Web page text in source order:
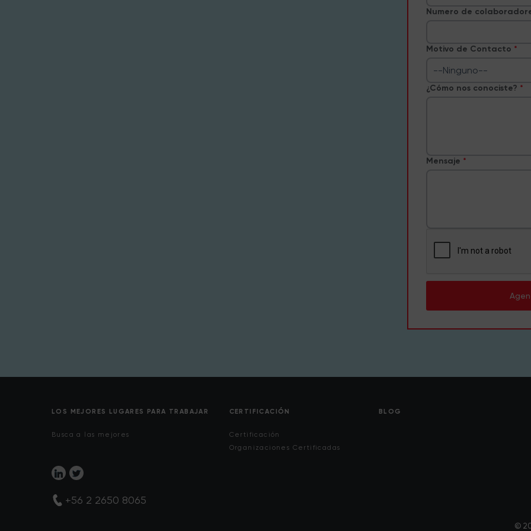
Numero de
Motivo de Contacto
--Ninguno--
¿Cómo nos conociste?
Mensaje
LOS MEJORES LUGARES PARA TRABAJAR
Busca a las mejores
CERTIFICACIÓN
Certificación
Organizaciones Certificadas
BLOG
+56 2 2650 8065
©